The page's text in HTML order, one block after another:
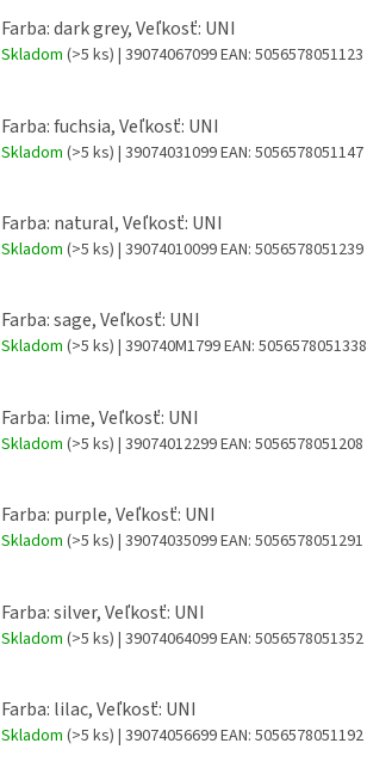
Farba: dark grey, Veľkosť: UNI
Skladom (>5 ks) | 39074067099EAN: 5056578051123
Farba: fuchsia, Veľkosť: UNI
Skladom (>5 ks) | 39074031099EAN: 5056578051147
Farba: natural, Veľkosť: UNI
Skladom (>5 ks) | 39074010099EAN: 5056578051239
Farba: sage, Veľkosť: UNI
Skladom (>5 ks) | 390740M1799EAN: 5056578051338
Farba: lime, Veľkosť: UNI
Skladom (>5 ks) | 39074012299EAN: 5056578051208
Farba: purple, Veľkosť: UNI
Skladom (>5 ks) | 39074035099EAN: 5056578051291
Farba: silver, Veľkosť: UNI
Skladom (>5 ks) | 39074064099EAN: 5056578051352
Farba: lilac, Veľkosť: UNI
Skladom (>5 ks) | 39074056699EAN: 5056578051192